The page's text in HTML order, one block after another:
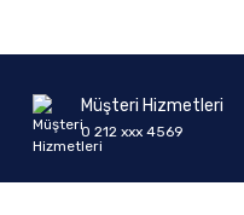
Müşteri Hizmetleri
0 212 xxx 4569